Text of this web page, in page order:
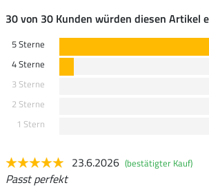
30 von 30 Kunden würden diesen Artikel
5 Sterne
4 Sterne
3 Sterne
2 Sterne
1 Stern
23.6.2026 (bestätigter Kauf)
Passt perfekt